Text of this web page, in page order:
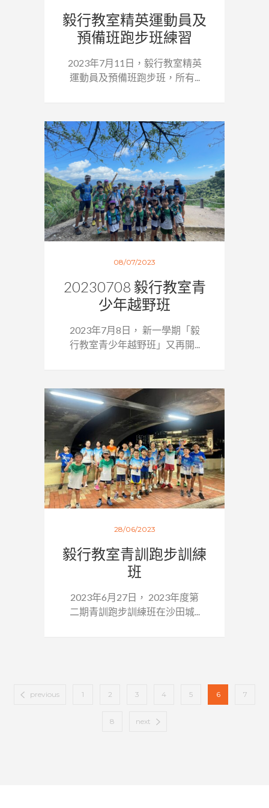
毅行教室精英運動員及
預備班跑步班練習
2023年7月11日，毅行教室精英
運動員及預備班跑步班，所有...
08/07/2023
20230708 毅行教室青
少年越野班
2023年7月8日， 新一學期「毅
行教室青少年越野班」又再開...
28/06/2023
毅行教室青訓跑步訓練
班
2023年6月27日， 2023年度第
二期青訓跑步訓練班在沙田城...
previous 1 2 3 4 5 6 7
8 next